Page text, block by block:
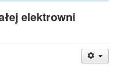
elektrowni